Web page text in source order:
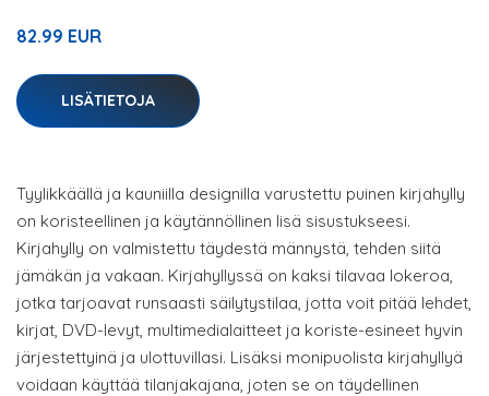
82.99 EUR
LISÄTIETOJA
Tyylikkäällä ja kauniilla designilla varustettu puinen kirjahylly
on koristeellinen ja käytännöllinen lisä sisustukseesi.
Kirjahylly on valmistettu täydestä männystä, tehden siitä
jämäkän ja vakaan. Kirjahyllyssä on kaksi tilavaa lokeroa,
jotka tarjoavat runsaasti säilytystilaa, jotta voit pitää lehdet,
kirjat, DVD-levyt, multimedialaitteet ja koriste-esineet hyvin
järjestettyinä ja ulottuvillasi. Lisäksi monipuolista kirjahyllyä
voidaan käyttää tilanjakajana, joten se on täydellinen